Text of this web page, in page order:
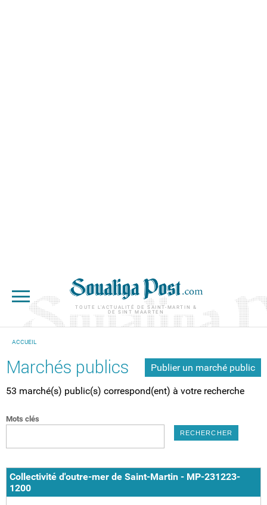
TOUTE L'ACTUALITÉ DE SAINT-MARTIN &
DE SINT MAARTEN
ACCUEIL
Marchés publics Publier un marché public
53 marché(s) public(s) correspond(ent) à votre recherche
Mots clés
Collectivité d'outre-mer de Saint-Martin - MP-231223-
1200